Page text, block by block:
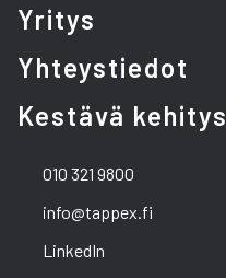
Yritys
Yhteystiedot
Kestävä kehitys
010 321 9800
info@tappex.fi
LinkedIn